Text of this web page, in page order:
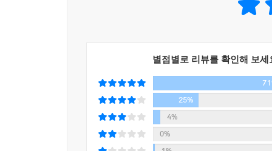
‘스위치’는 소설뿐 아니라 시와 에세이 등 각종
충족시킴과 동시에 신예 장류진의 저력을 입증해
별점별로 리뷰를 확인해 보세
25%
4%
0%